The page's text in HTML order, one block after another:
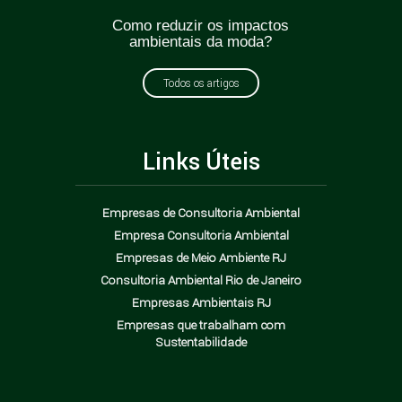
Como reduzir os impactos
ambientais da moda?
Todos os artigos
Links Úteis
Empresas de Consultoria Ambiental
Empresa Consultoria Ambiental
Empresas de Meio Ambiente RJ
Consultoria Ambiental Rio de Janeiro
Empresas Ambientais RJ
Empresas que trabalham com
Sustentabilidade